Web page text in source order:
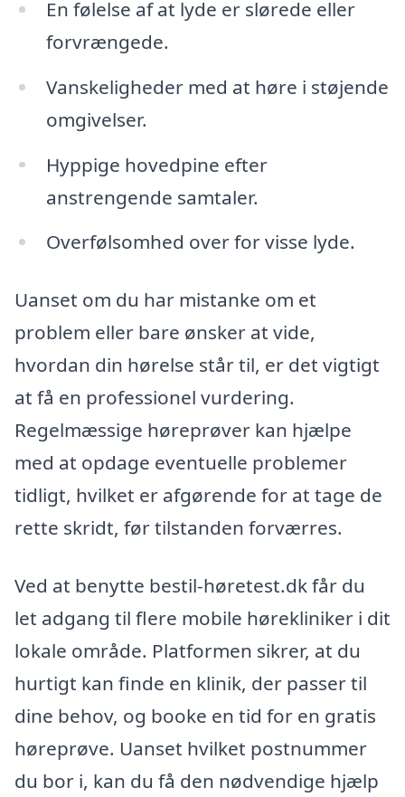
En følelse af at lyde er slørede eller
forvrængede.
Vanskeligheder med at høre i støjende
omgivelser.
Hyppige hovedpine efter
anstrengende samtaler.
Overfølsomhed over for visse lyde.
Uanset om du har mistanke om et
problem eller bare ønsker at vide,
hvordan din hørelse står til, er det vigtigt
at få en professionel vurdering.
Regelmæssige høreprøver kan hjælpe
med at opdage eventuelle problemer
tidligt, hvilket er afgørende for at tage de
rette skridt, før tilstanden forværres.
Ved at benytte bestil-høretest.dk får du
let adgang til flere mobile hørekliniker i dit
lokale område. Platformen sikrer, at du
hurtigt kan finde en klinik, der passer til
dine behov, og booke en tid for en gratis
høreprøve. Uanset hvilket postnummer
du bor i, kan du få den nødvendige hjælp